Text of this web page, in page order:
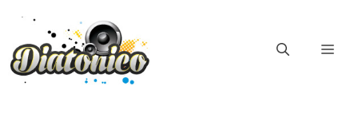
contenuto